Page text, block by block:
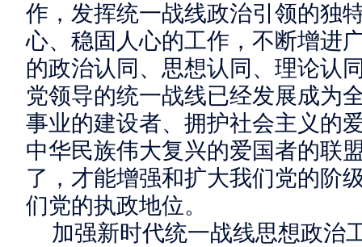
作，发挥统一战线政治引领的独
心、稳固人心的工作，不断增进
的政治认同、思想认同、理论认
党领导的统一战线已经发展成为
事业的建设者、拥护社会主义的
中华民族伟大复兴的爱国者的联
了，才能增强和扩大我们党的阶
们党的执政地位。
加强新时代统一战线思想政治